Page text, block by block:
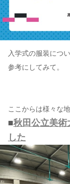
入学式の服装につ
参考にしてみて。
ここからは様々な地
■秋田公立美術
した